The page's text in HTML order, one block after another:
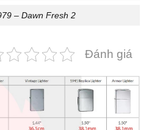
– Dawn Fresh 2
Đánh giá